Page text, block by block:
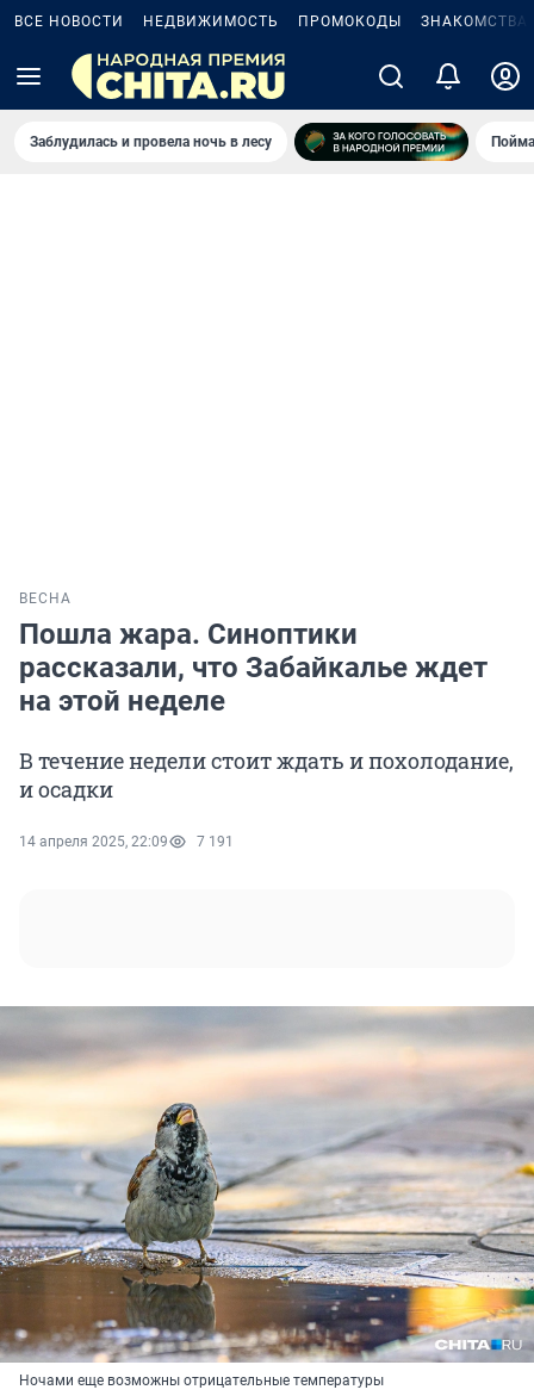
ВСЕ НОВОСТИ НЕДВИЖИМОСТЬ ПРОМОКОДЫ ЗНАКОМСТВА
Заблудилась и провела ночь в лесу
ВЕСНА
Пошла жара. Синоптики
рассказали, что Забайкалье ждет
на этой неделе
В течение недели стоит ждать и похолодание,
и осадки
14 апреля 2025, 22:09 7 191
Ночами еще возможны отрицательные температуры